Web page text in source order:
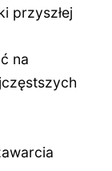
przyszłej
na